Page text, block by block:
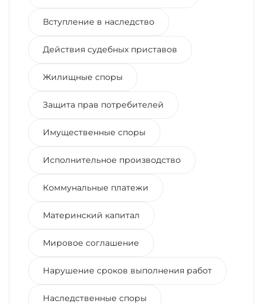
Вступление в наследство
Действия судебных приставов
Жилищные споры
Защита прав потребителей
Имущественные споры
Исполнительное производство
Коммунальные платежи
Материнский капитал
Мировое соглашение
Нарушение сроков выполнения работ
Наследственные споры